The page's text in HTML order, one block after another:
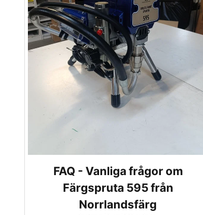
FAQ - Vanliga frågor om
Färgspruta 595 från
Norrlandsfärg